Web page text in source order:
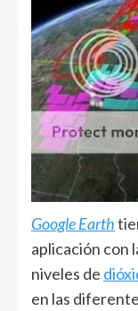
Google Earth
aplicación con
niveles de
en las